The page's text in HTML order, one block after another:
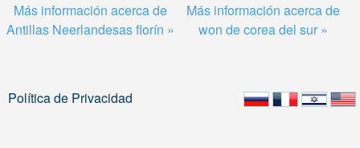
Más información acerca de
Antillas Neerlandesas florín »
Más información acerca de
won de corea del sur »
Política de Privacidad